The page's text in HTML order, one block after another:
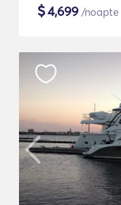
$4,699 /noapte